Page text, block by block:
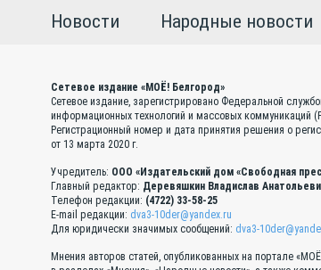
Новости Народные новости
Сетевое издание «МОЁ! Белгород»
Сетевое издание, зарегистрировано Федеральной
информационных технологий и массовых коммуникаций
Регистрационный номер и дата принятия решения о
от 13 марта 2020 г.
Учредитель: ООО «Издательский дом «Свободная
Главный редактор: Деревяшкин Владислав
Телефон редакции: (4722) 33-58-25
E-mail редакции: dva3-10der@yandex.ru
Для юридически значимых сообщений: dva3-
Мнения авторов статей, опубликованных на портале